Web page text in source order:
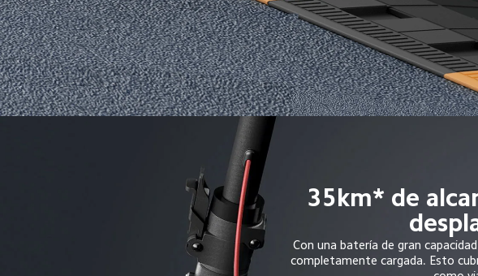
35km* de
Con una batería de gran
completamente cargada. Esto